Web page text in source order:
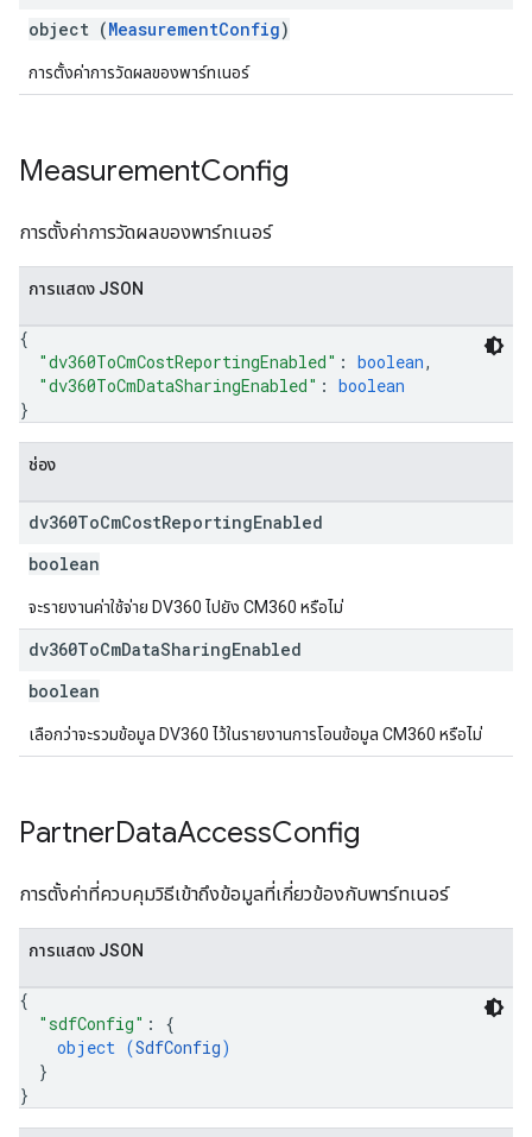
object (MeasurementConfig)
การตั้งค่าการวัดผลของพาร์ทเนอร์
MeasurementConfig
การตั้งค่าการวัดผลของพาร์ทเนอร์
การแสดง JSON
{
"dv360ToCmCostReportingEnabled" : boolean,
"dv360ToCmDataSharingEnabled" : boolean
}
ช่อง
dv360ToCmCostReportingEnabled
boolean
จะรายงานค่าใช้จ่าย DV360 ไปยัง CM360 หรือไม่
dv360ToCmDataSharingEnabled
boolean
เลือกว่าจะรวมข้อมูล DV360 ไว้ในรายงานการโอนข้อมูล CM360 หรือไม่
PartnerDataAccessConfig
การตั้งค่าที่ควบคุมวิธีเข้าถึงข้อมูลที่เกี่ยวข้องกับพาร์ทเนอร์
การแสดง JSON
{
"sdfConfig" : {
object (SdfConfig)
}
}